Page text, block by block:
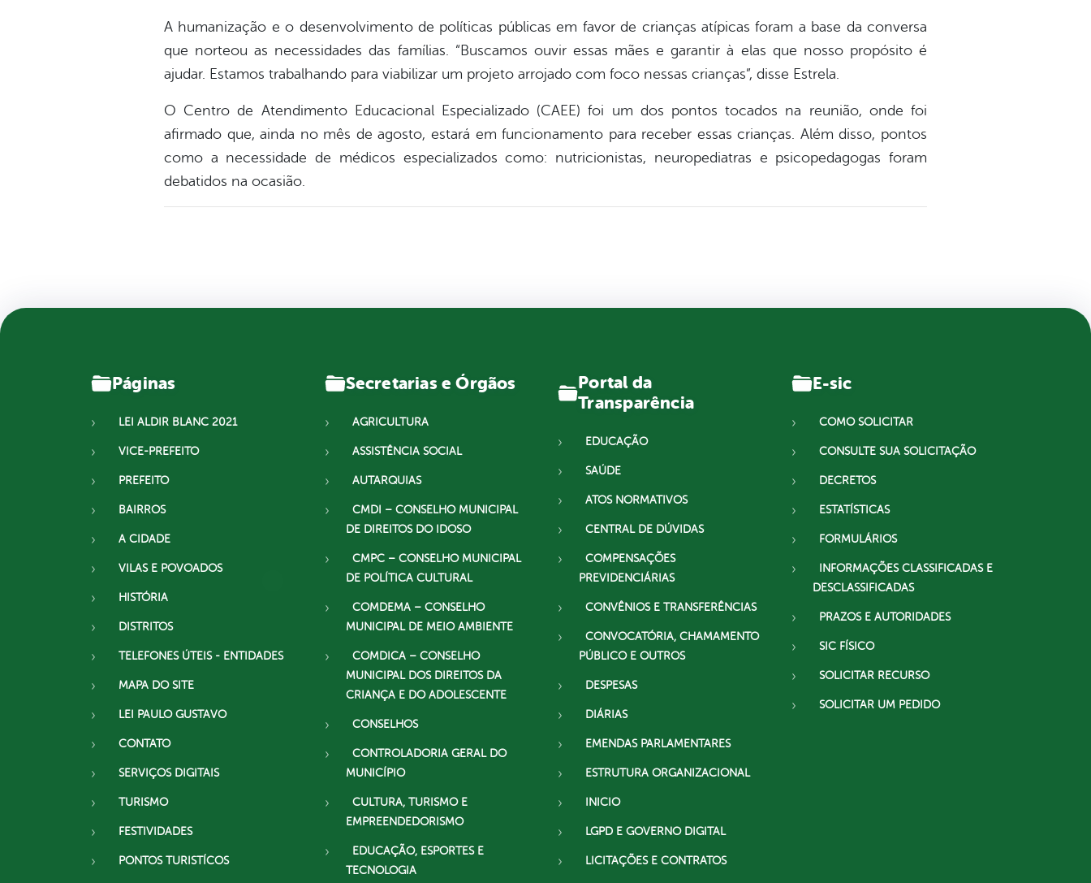
A humanização e o desenvolvimento de políticas públicas em favor de crianças atípicas foram a base da conversa
que norteou as necessidades das famílias. “Buscamos ouvir essas mães e garantir à elas que nosso propósito é
ajudar. Estamos trabalhando para viabilizar um projeto arrojado com foco nessas crianças”, disse Estrela.
O Centro de Atendimento Educacional Especializado (CAEE) foi um dos pontos tocados na reunião, onde foi
afirmado que, ainda no mês de agosto, estará em funcionamento para receber essas crianças. Além disso, pontos
como a necessidade de médicos especializados como: nutricionistas, neuropediatras e psicopedagogas foram
debatidos na ocasião.
Páginas
LEI ALDIR BLANC 2021
VICE-PREFEITO
PREFEITO
BAIRROS
A CIDADE
VILAS E POVOADOS
HISTÓRIA
DISTRITOS
TELEFONES ÚTEIS - ENTIDADES
MAPA DO SITE
LEI PAULO GUSTAVO
CONTATO
SERVIÇOS DIGITAIS
TURISMO
FESTIVIDADES
PONTOS TURISTÍCOS
Secretarias e Órgãos
AGRICULTURA
ASSISTÊNCIA SOCIAL
AUTARQUIAS
CMDI – CONSELHO MUNICIPAL
DE DIREITOS DO IDOSO
CMPC – CONSELHO MUNICIPAL
DE POLÍTICA CULTURAL
COMDEMA – CONSELHO
MUNICIPAL DE MEIO AMBIENTE
COMDICA – CONSELHO
MUNICIPAL DOS DIREITOS DA
CRIANÇA E DO ADOLESCENTE
CONSELHOS
CONTROLADORIA GERAL DO
MUNICÍPIO
CULTURA, TURISMO E
EMPREENDEDORISMO
EDUCAÇÃO, ESPORTES E
TECNOLOGIA
Portal da
Transparência
EDUCAÇÃO
SAÚDE
ATOS NORMATIVOS
CENTRAL DE DÚVIDAS
COMPENSAÇÕES
PREVIDENCIÁRIAS
CONVÊNIOS E TRANSFERÊNCIAS
CONVOCATÓRIA, CHAMAMENTO
PÚBLICO E OUTROS
DESPESAS
DIÁRIAS
EMENDAS PARLAMENTARES
ESTRUTURA ORGANIZACIONAL
INICIO
LGPD E GOVERNO DIGITAL
LICITAÇÕES E CONTRATOS
E-sic
COMO SOLICITAR
CONSULTE SUA SOLICITAÇÃO
DECRETOS
ESTATÍSTICAS
FORMULÁRIOS
INFORMAÇÕES CLASSIFICADAS E
DESCLASSIFICADAS
PRAZOS E AUTORIDADES
SIC FÍSICO
SOLICITAR RECURSO
SOLICITAR UM PEDIDO